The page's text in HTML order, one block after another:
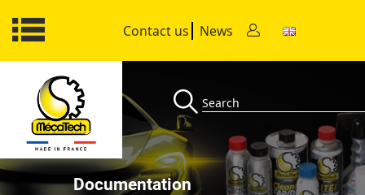
Contact us News
Documentation